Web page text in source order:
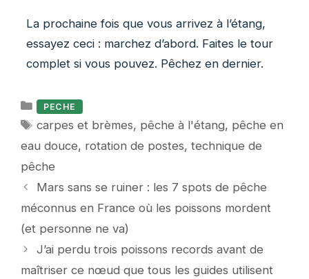
La prochaine fois que vous arrivez à l’étang,
essayez ceci : marchez d’abord. Faites le tour
complet si vous pouvez. Pêchez en dernier.
Catégories
PECHE
Étiquettes
carpes et brèmes, pêche à l'étang, pêche en
eau douce, rotation de postes, technique de
pêche
Mars sans se ruiner : les 7 spots de pêche
méconnus en France où les poissons mordent
(et personne ne va)
J’ai perdu trois poissons records avant de
maîtriser ce nœud que tous les guides utilisent